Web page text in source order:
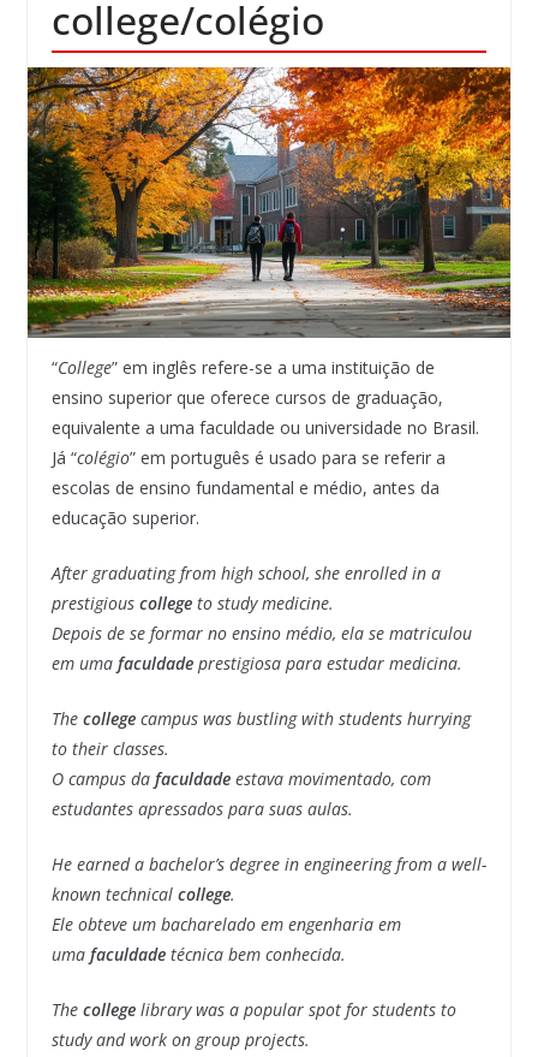
college/colégio
“College” em inglês refere-se a uma instituição de
ensino superior que oferece cursos de graduação,
equivalente a uma faculdade ou universidade no Brasil.
Já “colégio” em português é usado para se referir a
escolas de ensino fundamental e médio, antes da
educação superior.
After graduating from high school, she enrolled in a
prestigious collegeto study medicine.
Depois de se formar no ensino médio, ela se matriculou
em uma faculdadeprestigiosa para estudar medicina.
The collegecampus was bustling with students hurrying
to their classes.
O campus da faculdadeestava movimentado, com
estudantes apressados para suas aulas.
He earned a bachelor’s degree in engineering from a well-
known technical college.
Ele obteve um bacharelado em engenharia em
uma faculdadetécnica bem conhecida.
The collegelibrary was a popular spot for students to
study and work on group projects.